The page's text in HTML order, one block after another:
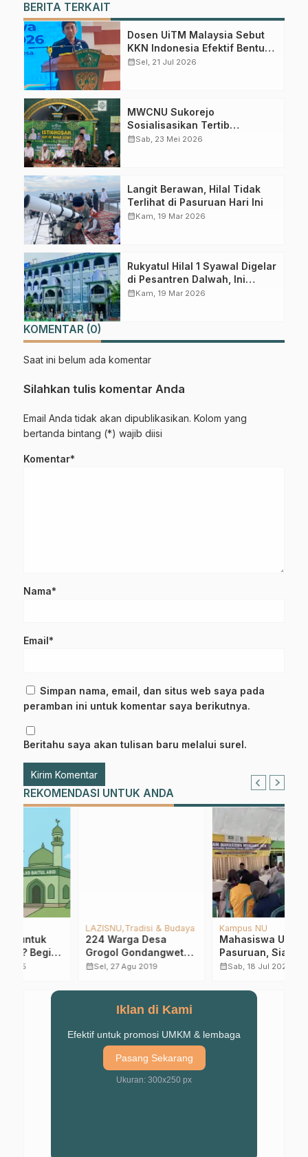
Dapatkan info kegiatan, kajian, dan berita terbaru langsung dari
sumber resmi NU Pasuruan.
Join Sekarang
BERITA TERKAIT
Dosen UiTM Malaysia Sebut
KKN Indonesia Efektif Bentuk
Karakter Mahasiswa
calendar_monthSel, 21 Jul 2026
MWCNU Sukorejo
Sosialisasikan Tertib
Administrasi dalam Istighotsah
calendar_monthSab, 23 Mei 2026
Langit Berawan, Hilal Tidak
Terlihat di Pasuruan Hari Ini
calendar_monthKam, 19 Mar 2026
Rukyatul Hilal 1 Syawal Digelar
di Pesantren Dalwah, Ini
Prediksi LFNU Pasuruan
calendar_monthKam, 19 Mar 2026
KOMENTAR (0)
Saat ini belum ada komentar
Silahkan tulis komentar Anda
Email Anda tidak akan dipublikasikan. Kolom yang
bertanda bintang (*) wajib diisi
Komentar*
Nama*
Email*
Simpan nama, email, dan situs web saya pada
peramban ini untuk komentar saya berikutnya.
Beritahu saya akan tulisan baru melalui surel.
REKOMENDASI UNTUK ANDA
Mahasiswa UNU
Pasuruan, Siap
Bersinergi Percepat
Toyaning
Sab, 18 Jul 2026
LFNU
LFNU Pasuruan, Hilal
di Pasuruan di
Pastikan Tidak
Sel, 17 Feb 2026
Iklan di Kami
Efektif untuk promosi UMKM & lembaga
Pasang Sekarang
Ukuran: 300x250 px